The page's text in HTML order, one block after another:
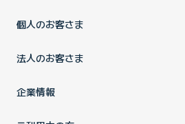
個人のお客さま
法人のお客さま
企業情報